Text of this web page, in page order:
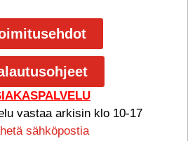
vastaa arkisin klo 10-17
sähköpostia